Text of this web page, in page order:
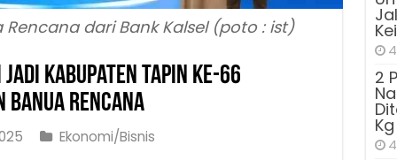
dari Bank Kalsel (poto : ist)
Kabupaten Tapin ke-66
Rencana
Ekonomi/Bisnis
2